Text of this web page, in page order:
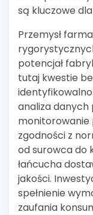
są kluczowe
Przemysł
potencjał
tutaj kwestie
analiza danych
monitorowanie
zgodności z
od surowca do
łańcucha
jakości.
spełnienie
zaufania